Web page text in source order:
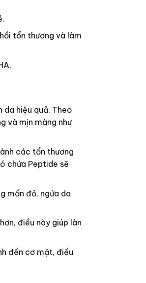
tổn thương và làm
da hiệu quả. Theo
và mịn màng như
các tổn thương
chứa Peptide sẽ
mẩn đỏ, ngứa da
điều này giúp làn
đến cơ mặt, điều